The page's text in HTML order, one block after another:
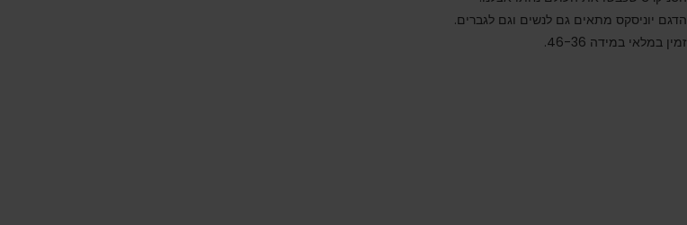
הדגם יוניסקס מתאים גם לנשים וגם לגברים.
זמין במלאי במידה 46-36.